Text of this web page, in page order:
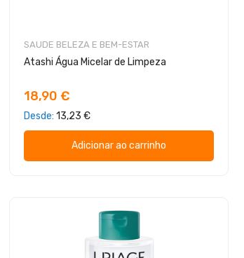
SAUDE BELEZA E BEM-ESTAR
Atashi Água Micelar de Limpeza
18,90 €
Desde 13,23 €
Adicionar ao carrinho